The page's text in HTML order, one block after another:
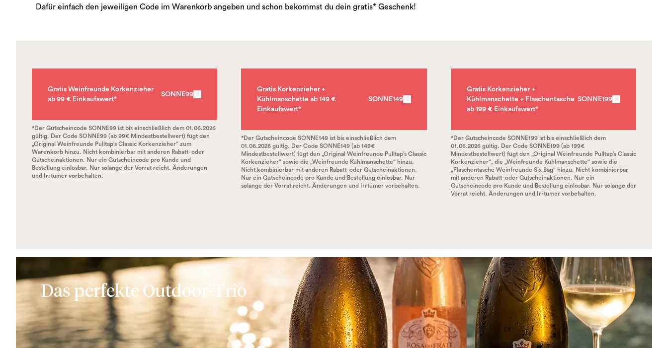
Dafür einfach den jeweiligen Code im Warenkorb angeben und schon bekommst du dein gratis* Geschenk!
Gratis Weinfreunde Korkenzieher
ab 99 € Einkaufswert*
SONNE99
*Der Gutscheincode SONNE99 ist bis einschließlich dem 01.06.2026
gültig. Der Code SONNE99 (ab 99€ Mindestbestellwert) fügt den
„Original Weinfreunde Pulltap’s Classic Korkenzieher“ zum
Warenkorb hinzu. Nicht kombinierbar mit anderen Rabatt- oder
Gutscheinaktionen. Nur ein Gutscheincode pro Kunde und
Bestellung einlösbar. Nur solange der Vorrat reicht. Änderungen
und Irrtümer vorbehalten.
Gratis Korkenzieher +
Kühlmanschette ab 149 €
Einkaufswert*
SONNE149
*Der Gutscheincode SONNE149 ist bis einschließlich dem
01.06.2026 gültig. Der Code SONNE149 (ab 149€
Mindestbestellwert) fügt den „Original Weinfreunde Pulltap’s Classic
Korkenzieher“ sowie die „Weinfreunde Kühlmanschette“ hinzu.
Nicht kombinierbar mit anderen Rabatt- oder Gutscheinaktionen.
Nur ein Gutscheincode pro Kunde und Bestellung einlösbar. Nur
solange der Vorrat reicht. Änderungen und Irrtümer vorbehalten.
Gratis Korkenzieher +
Kühlmanschette + Flaschentasche
ab 199 € Einkaufswert*
SONNE199
*Der Gutscheincode SONNE199 ist bis einschließlich dem
01.06.2026 gültig. Der Code SONNE199 (ab 199€
Mindestbestellwert) fügt den „Original Weinfreunde Pulltap’s Classic
Korkenzieher“, die „Weinfreunde Kühlmanschette“ sowie die
„Flaschentasche Weinfreunde Six Bag“ hinzu. Nicht kombinierbar
mit anderen Rabatt- oder Gutscheinaktionen. Nur ein
Gutscheincode pro Kunde und Bestellung einlösbar. Nur solange der
Vorrat reicht. Änderungen und Irrtümer vorbehalten.
Das perfekte Outdoor-Trio